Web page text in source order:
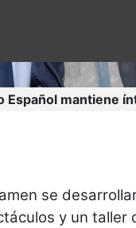
Español mantiene
se
y un taller